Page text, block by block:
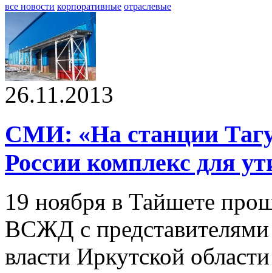
все новости корпоративные отраслевые
26.11.2013
СМИ: «На станции
России комплекс для
19 ноября в Тайшете
ВСЖД с представителями
власти Иркутской